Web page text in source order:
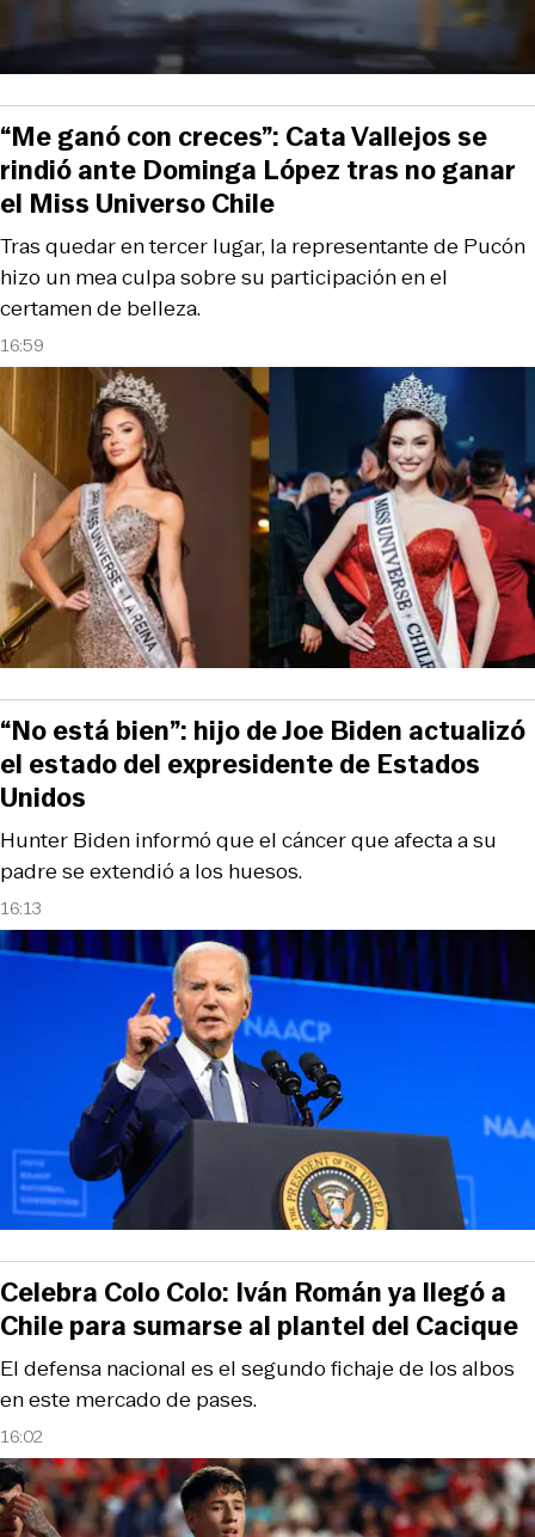
16:59
Tras quedar en tercer lugar, la representante de Pucón
hizo un mea culpa sobre su participación en el
certamen de belleza.
“Me ganó con creces”: Cata Vallejos se
rindió ante Dominga López tras no ganar
el Miss Universo Chile
16:13
Hunter Biden informó que el cáncer que afecta a su
padre se extendió a los huesos.
“No está bien”: hijo de Joe Biden actualizó
el estado del expresidente de Estados
Unidos
16:02
El defensa nacional es el segundo fichaje de los albos
en este mercado de pases.
Celebra Colo Colo: Iván Román ya llegó a
Chile para sumarse al plantel del Cacique